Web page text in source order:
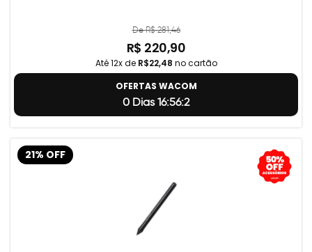
De R$ 281,46
R$ 220,90
Até 12x de R$22,48 no cartão
OFERTAS WACOM
0 Dias 16:56:1
21% OFF